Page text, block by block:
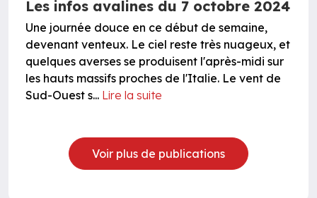
Les infos avalines du 7 octobre 2024
Une journée douce en ce début de semaine,
devenant venteux. Le ciel reste très nuageux, et
quelques averses se produisent l'après-midi sur
les hauts massifs proches de l'Italie. Le vent de
Sud-Ouest s... Lire la suite
Voir plus de publications